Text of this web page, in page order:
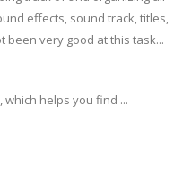
effects, sound track, titles,
been very good at this task...
, which helps you find ...